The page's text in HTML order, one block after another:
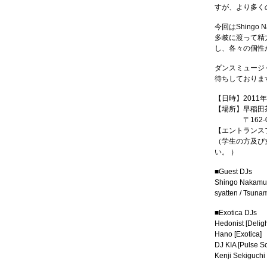
すが、より多く
今回はShingo
多岐に渡って
し、各々の個
ダンスミュー
待ちしておりま
【日時】2011
【場所】早稲
〒162-0051
【エントラン
（学生の方及
い。 ）
■Guest DJs
Shingo
syatten /
■Exotica DJs
Hedonist
Hano [Exotica]
DJ KIA [Pulse
Kenji